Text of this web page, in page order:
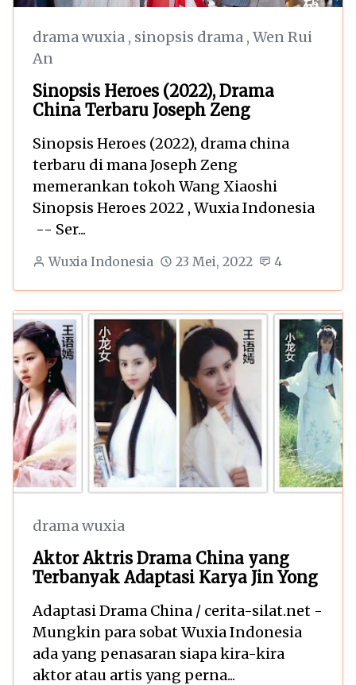
drama wuxia , sinopsis drama , Wen Rui
An
Sinopsis Heroes (2022), Drama
China Terbaru Joseph Zeng
Sinopsis Heroes (2022), drama china
terbaru di mana Joseph Zeng
memerankan tokoh Wang Xiaoshi
Sinopsis Heroes 2022 , Wuxia Indonesia
-- Ser...
Wuxia Indonesia 23 Mei, 2022 4
drama wuxia
Aktor Aktris Drama China yang
Terbanyak Adaptasi Karya Jin Yong
Adaptasi Drama China / cerita-silat.net -
Mungkin para sobat Wuxia Indonesia
ada yang penasaran siapa kira-kira
aktor atau artis yang perna...